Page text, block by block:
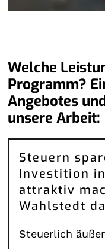
Welche
Programm?
Angebotes
unsere Arbeit:
Steuern
Investition
attraktiv
Wahlstedt
Steuerlich